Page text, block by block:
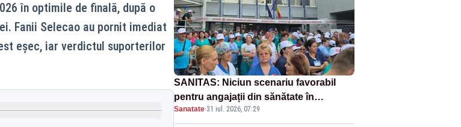
în optimile de finală, după o
Fanii Selecao au pornit imediat
eșec, iar verdictul suporterilor
SANITAS: Niciun scenariu favorabil
pentru angajații din sănătate în
proiectul Legii salarizării
Sanatate·31 iul. 2026, 07:29